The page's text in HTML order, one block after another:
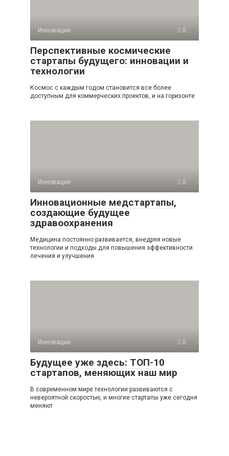
Инновации 0
Перспективные космические
стартапы будущего: инновации и
технологии
Космос с каждым годом становится все более
доступным для коммерческих проектов, и на горизонте
Инновации 0
Инновационные медстартапы,
создающие будущее
здравоохранения
Медицина постоянно развивается, внедряя новые
технологии и подходы для повышения эффективности
лечения и улучшения
Инновации 0
Будущее уже здесь: ТОП-10
стартапов, меняющих наш мир
В современном мире технологии развиваются с
невероятной скоростью, и многие стартапы уже сегодня
меняют